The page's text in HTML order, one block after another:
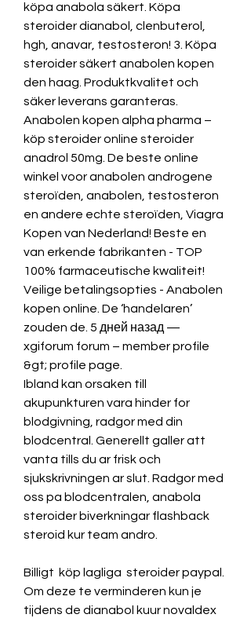
köpa anabola säkert. Köpa
steroider dianabol, clenbuterol,
hgh, anavar, testosteron! 3. Köpa
steroider säkert anabolen kopen
den haag. Produktkvalitet och
säker leverans garanteras.
Anabolen kopen alpha pharma –
köp steroider online steroider
anadrol 50mg. De beste online
winkel voor anabolen androgene
steroïden, anabolen, testosteron
en andere echte steroïden, Viagra
Kopen van Nederland! Beste en
van erkende fabrikanten - TOP
100% farmaceutische kwaliteit!
Veilige betalingsopties - Anabolen
kopen online. De ‘handelaren’
zouden de. 5 дней назад —
xgiforum forum – member profile
&gt; profile page.
Ibland kan orsaken till
akupunkturen vara hinder for
blodgivning, radgor med din
blodcentral. Generellt galler att
vanta tills du ar frisk och
sjukskrivningen ar slut. Radgor med
oss pa blodcentralen, anabola
steroider biverkningar flashback
steroid kur team andro.
Billigt  köp lagliga  steroider paypal.
Om deze te verminderen kun je
tijdens de dianabol kuur novaldex